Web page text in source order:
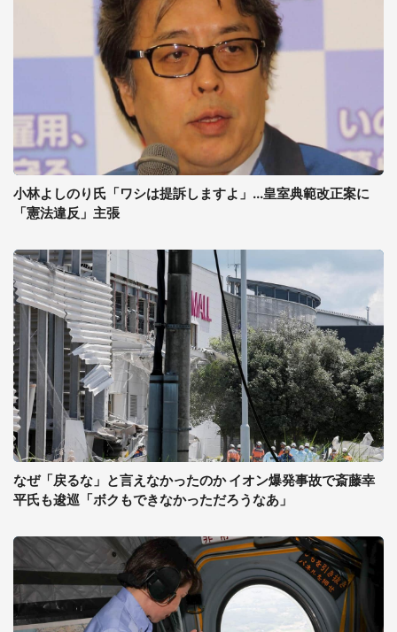
小林よしのり氏「ワシは提訴しますよ」...皇室典範改正案に
「憲法違反」主張
なぜ「戻るな」と言えなかったのか イオン爆発事故で斎藤幸
平氏も逡巡「ボクもできなかっただろうなあ」